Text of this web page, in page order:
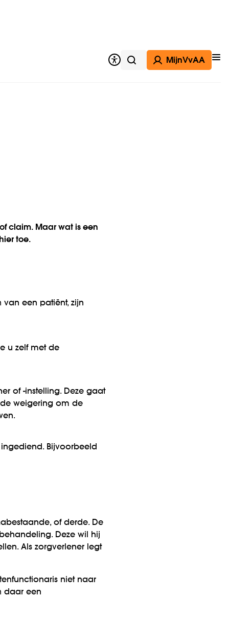
Zoeken
MijnVvAA
claim. Maar wat is een
toe.
een patiënt, zijn
u zelf met de
of -instelling. Deze gaat
weigering om de
Bijvoorbeeld
of derde. De
Deze wil hij
Als zorgverlener legt
niet naar
daar een